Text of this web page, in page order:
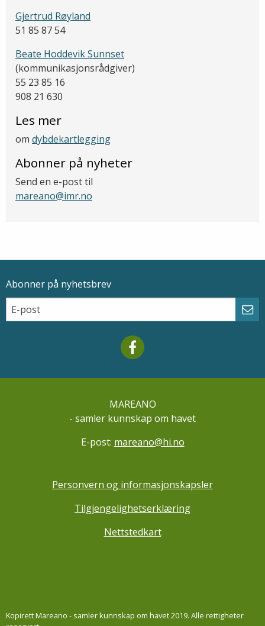
Gjertrud Røyland
51 85 87 54
Beate Hoddevik Sunnset
(kommunikasjonsrådgiver)
55 23 85 16
908 21 630
Les mer
om dybdekartlegging
Abonner på nyheter
Send en e-post til
mareano@imr.no
Epostadresse
Abonner på nyhetsbrev
Email
Mareano facebook
MAREANO
- samler kunnskap om havet
E-post: mareano@hi.no
Personvern og informasjonskapsler
Tilgjengelighetserklæring
Nettstedkart
Kopirett Mareano - samler kunnskap om havet 2019. Alle rettigheter